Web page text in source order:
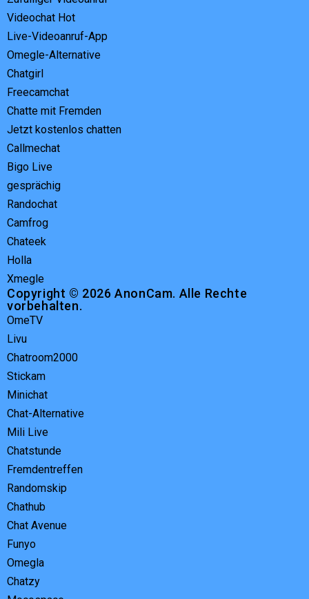
Videochat Hot
Live-Videoanruf-App
Omegle-Alternative
Chatgirl
Freecamchat
Chatte mit Fremden
Jetzt kostenlos chatten
Callmechat
Bigo Live
gesprächig
Randochat
Camfrog
Chateek
Holla
Xmegle
Copyright © 2026 AnonCam. Alle Rechte
vorbehalten.
OmeTV
Livu
Chatroom2000
Stickam
Minichat
Chat-Alternative
Mili Live
Chatstunde
Fremdentreffen
Randomskip
Chathub
Chat Avenue
Funyo
Omegla
Chatzy